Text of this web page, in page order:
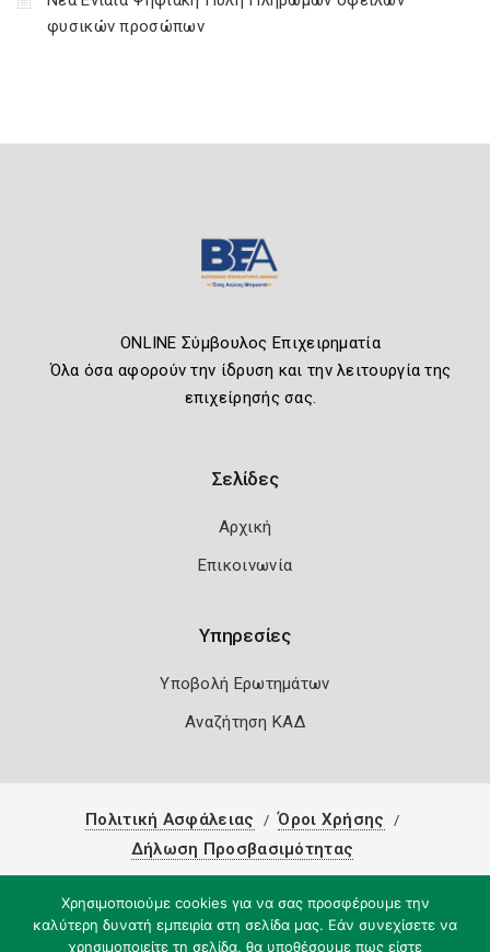
φυσικών προσώπων
ONLINE Σύμβουλος Επιχειρηματία
Όλα όσα αφορούν την ίδρυση και την λειτουργία της
επιχείρησής σας.
Σελίδες
Αρχική
Επικοινωνία
Υπηρεσίες
Υποβολή Ερωτημάτων
Αναζήτηση ΚΑΔ
Πολιτική Ασφάλειας
Όροι Χρήσης
Δήλωση Προσβασιμότητας
Χρησιμοποιούμε cookies για να σας προσφέρουμε την
καλύτερη δυνατή εμπειρία στη σελίδα μας. Εάν συνεχίσετε να
χρησιμοποιείτε τη σελίδα, θα υποθέσουμε πως είστε